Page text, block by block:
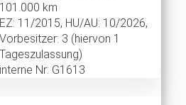
101.000 km
EZ: 11/2015, HU/AU: 10/2026,
Vorbesitzer: 3 (hiervon 1
Tageszulassung)
interne Nr: G1613